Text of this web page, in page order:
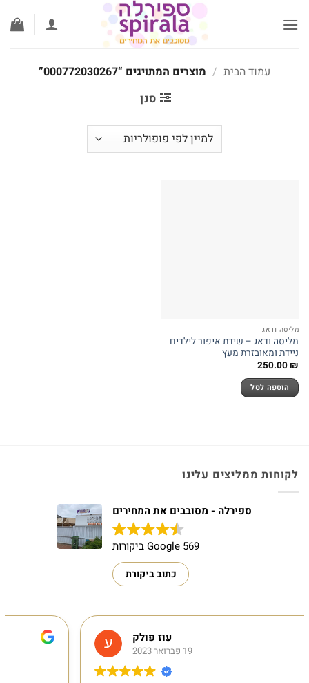
לתוכן
עמוד הבית / מוצרים המתויגים “000772030267”
סנן
מליסה ודאג
מליסה ודאג – שידת איפור לילדים
ניידת ומאובזרת מעץ
250.00₪
הוספה לסל
לקוחות ממליצים עלינו
ספירלה - מסובבים את המחירים
569 Google ביקורות
כתוב ביקורת